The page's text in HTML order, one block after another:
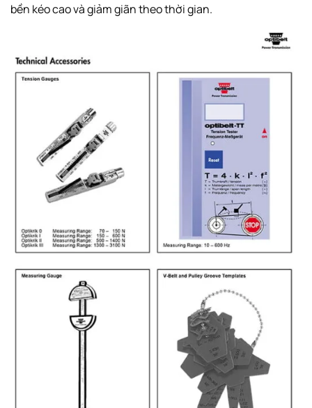
bền kéo cao và giảm giãn theo thời gian.